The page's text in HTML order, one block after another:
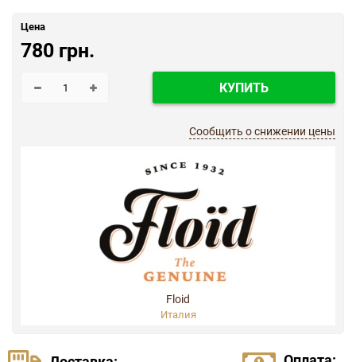
Цена
780 грн.
КУПИТЬ
Сообщить о снижении цены
Floid
Италия